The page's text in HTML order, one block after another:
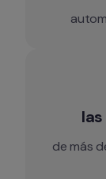
de más